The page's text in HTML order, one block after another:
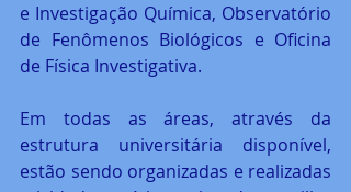
e Investigação Química, Observatório
de Fenômenos Biológicos e Oficina
de Física Investigativa.
Em todas as áreas, através da
estrutura universitária disponível,
estão sendo organizadas e realizadas